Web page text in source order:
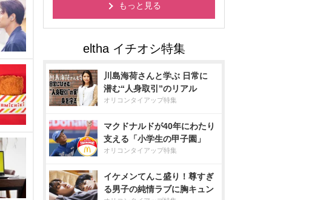
もっと見る
川島海荷さんと学ぶ 日常に
潜む“人身取引”のリアル
オリコンタイアップ特集
マクドナルドが40年にわたり
支える「小学生の甲子園」
オリコンタイアップ特集
イケメンてんこ盛り！尊すぎ
る男子の純情ラブに胸キュン